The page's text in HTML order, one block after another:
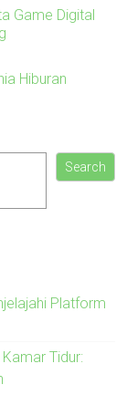
Game Digital
Hiburan
Search
Platform
Tidur: